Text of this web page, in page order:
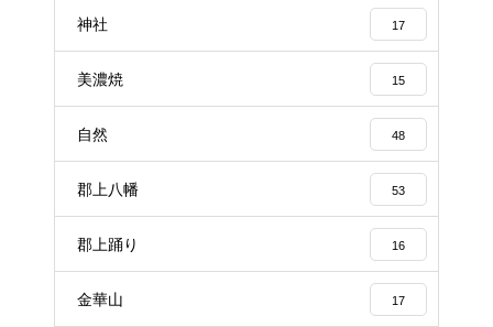
神社 17
美濃焼 15
自然 48
郡上八幡 53
郡上踊り 16
金華山 17